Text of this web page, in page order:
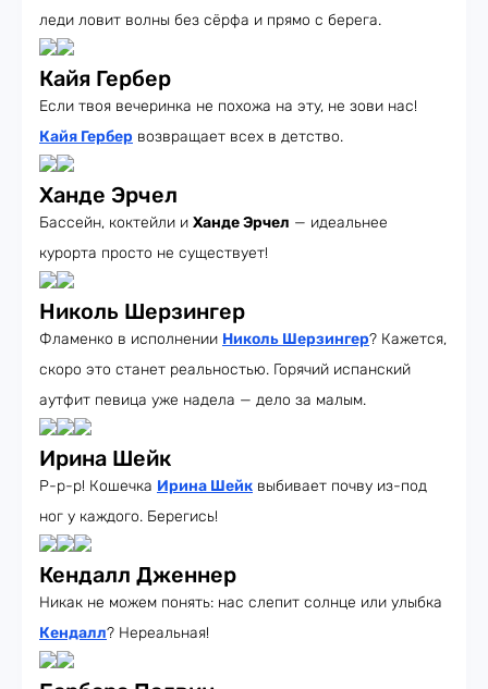
леди ловит волны без сёрфа и прямо с берега.
Кайя Гербер
Если твоя вечеринка не похожа на эту, не зови нас!
Кайя Гербер возвращает всех в детство.
Ханде Эрчел
Бассейн, коктейли и Ханде Эрчел — идеальнее
курорта просто не существует!
Николь Шерзингер
Фламенко в исполнении Николь Шерзингер? Кажется,
скоро это станет реальностью. Горячий испанский
аутфит певица уже надела — дело за малым.
Ирина Шейк
Р-р-р! Кошечка Ирина Шейк выбивает почву из-под
ног у каждого. Берегись!
Кендалл Дженнер
Никак не можем понять: нас слепит солнце или улыбка
Кендалл? Нереальная!